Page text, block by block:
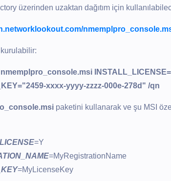
üzerinden uzaktan dağıtım için
xxxx-yyyy-zzzz-000e-278d" /qn
paketini kullanarak ve şu MSI
=Y
=MyRegistrationName
=MyLicenseKey